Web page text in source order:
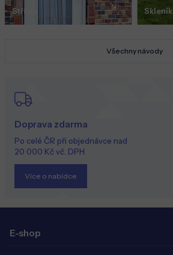
Doprava zdarma
Po celé ČR při objednávce nad
20 000 Kč vč. DPH
Více o nabídce
Stříška Skleník
Všechny návody
E-shop